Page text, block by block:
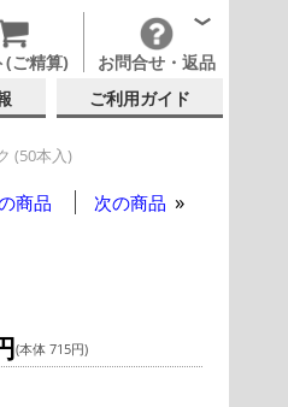
(ご精算) お問合せ・返品
ご利用ガイド
(50本入)
商品 次の商品
(本体 715円)